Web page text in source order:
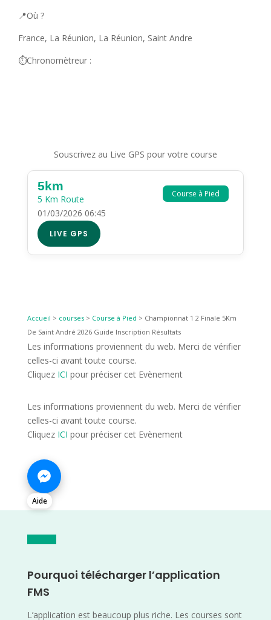
📍Où ?
France, La Réunion, La Réunion, Saint Andre
⏱️Chronomètreur :
Souscrivez au Live GPS pour votre course
Course à Pied
5km
5 Km Route
01/03/2026 06:45
LIVE GPS
Accueil > courses> Course à Pied > Championnat 1 2 Finale 5Km
De Saint André 2026 Guide Inscription Résultats
Les informations proviennent du web. Merci de vérifier
celles-ci avant toute course.
Cliquez ICI pour préciser cet Evènement
Les informations proviennent du web. Merci de vérifier
celles-ci avant toute course.
Cliquez ICI pour préciser cet Evènement
Aide
Pourquoi télécharger l’application
FMS
L’application est beaucoup plus riche. Les courses sont